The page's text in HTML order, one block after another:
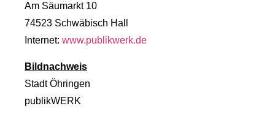
Am Säumarkt 10
74523 Schwäbisch Hall
Internet: www.publikwerk.de
Bildnachweis
Stadt Öhringen
publikWERK